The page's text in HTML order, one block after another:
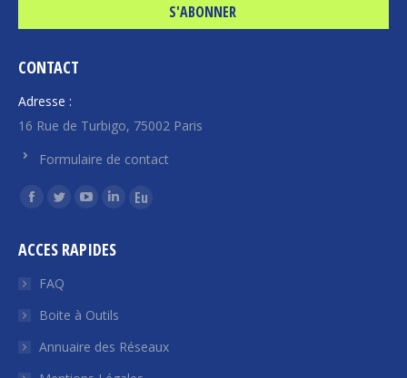
CONTACT
Adresse :
16 Rue de Turbigo, 75002 Paris
Formulaire de contact
Trouvez nous sur :
La
Facebook
s'ouvre
une
nouvelle
fenêtre
La
Twitter
s'ouvre
une
nouvelle
fenêtre
La
YouTube
une
nouvelle
fenêtre
La
LinkedIn
une
nouvelle
fenêtre
La
nouvelle
fenêtre
ACCES RAPIDES
FAQ
Boite à Outils
Annuaire des Réseaux